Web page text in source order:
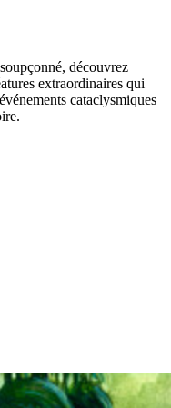
découvrez
extraordinaires qui
cataclysmiques